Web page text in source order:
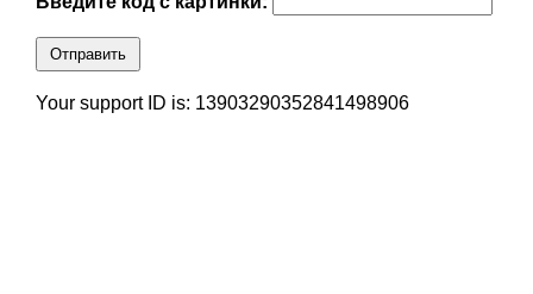
Отправить
Your support ID is: 13903290352841498906